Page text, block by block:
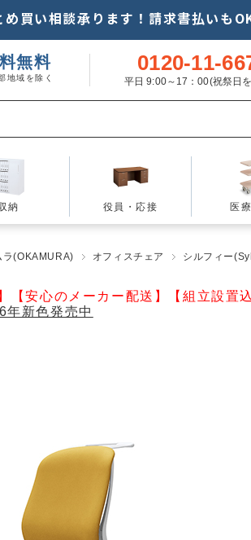
買い相談承ります！請求書払いも
無料
地域を除く
0120-11-
平日 9:00～17：00(祝祭日
納 役員・応接 医
ラ(OKAMURA) オフィスチェア シルフィー
【安心のメーカー配送】【組立設置
年新色発売中